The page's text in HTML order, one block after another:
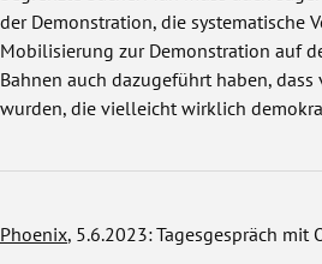
der Demonstration, die systematische
Mobilisierung zur Demonstration auf
Bahnen auch dazugeführt haben,
wurden, die vielleicht wirklich
Phoenix, 5.6.2023: Tagesgespräch mit